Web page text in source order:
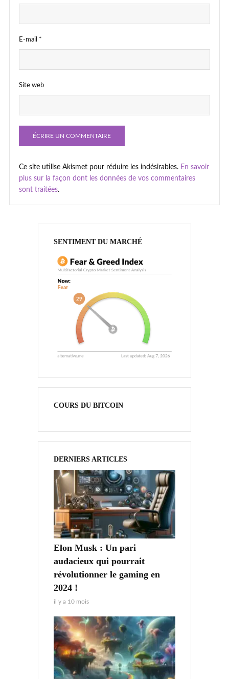
E-mail *
Site web
Ce site utilise Akismet pour réduire les indésirables. En savoir
plus sur la façon dont les données de vos commentaires
sont traitées.
SENTIMENT DU MARCHÉ
COURS DU BITCOIN
DERNIERS ARTICLES
Elon Musk : Un pari
audacieux qui pourrait
révolutionner le gaming en
2024 !
il y a 10 mois